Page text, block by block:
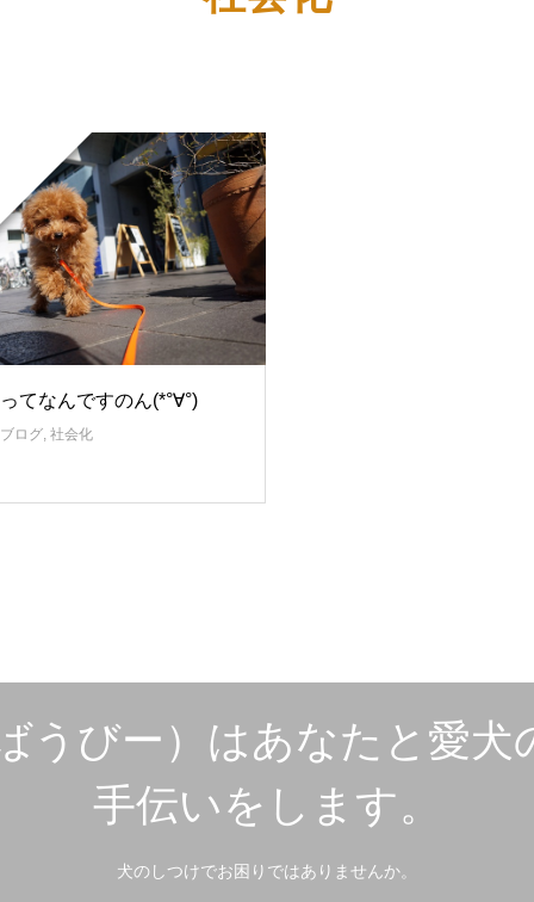
てなんですのん(*°∀°)
ログ, 社会化
うびー）はあなたと愛犬
手伝いをします。
犬のしつけでお困りではありませんか。